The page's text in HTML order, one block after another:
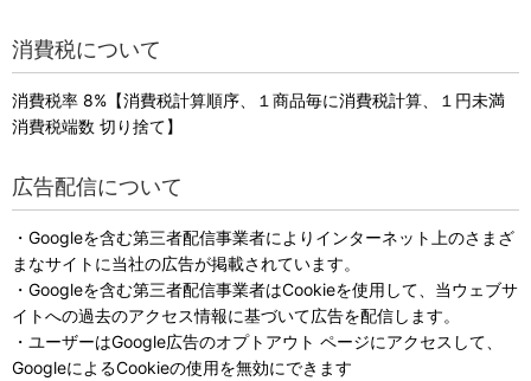
消費税について
消費税率 8%【消費税計算順序、１商品毎に消費税計算、１円未満
消費税端数 切り捨て】
広告配信について
・Googleを含む第三者配信事業者によりインターネット上のさまざ
まなサイトに当社の広告が掲載されています。
・Googleを含む第三者配信事業者はCookieを使用して、当ウェブサ
イトへの過去のアクセス情報に基づいて広告を配信します。
・ユーザーはGoogle広告のオプトアウト ページにアクセスして、
GoogleによるCookieの使用を無効にできます